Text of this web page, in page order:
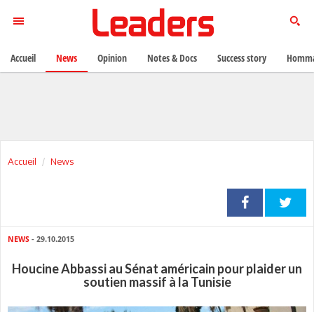
Accueil News
NEWS - 29.10.2015
Houcine Abbassi au Sénat américain pour plaider un
soutien massif à la Tunisie
Accueil News Opinion Notes & Docs Success story